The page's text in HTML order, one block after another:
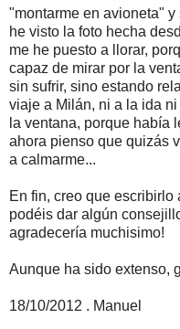
"montarme en avioneta"
he visto la foto hecha
me he puesto a llorar,
capaz de mirar por la
sin sufrir, sino estando
viaje a Milán, ni a la ida
la ventana, porque había
ahora pienso que quizás
a calmarme...
En fin, creo que
podéis dar algún
agradecería muchisimo!
Aunque ha sido extenso,
18/10/2012 . Manuel